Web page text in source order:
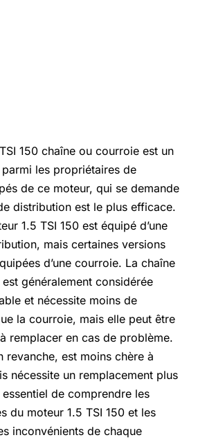
150 chaîne ou courroie est un
les propriétaires de
de ce moteur, qui se demande
distribution est le plus efficace.
1.5 TSI 150 est équipé d’une
mais certaines versions
d’une courroie. La chaîne
généralement considérée
et nécessite moins de
la courroie, mais elle peut être
remplacer en cas de problème.
revanche, est moins chère à
nécessite un remplacement plus
de comprendre les
du moteur 1.5 TSI 150 et les
inconvénients de chaque